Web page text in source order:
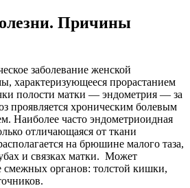
Причины
заболевание женской
характеризующееся прорастанием
полости матки — эндометрия — за
проявляется хроническим болевым
Наиболее часто эндометриоидная
отличающаяся от ткани
на брюшине малого таза,
и связках матки. Может
смежных органов: толстой кишки,